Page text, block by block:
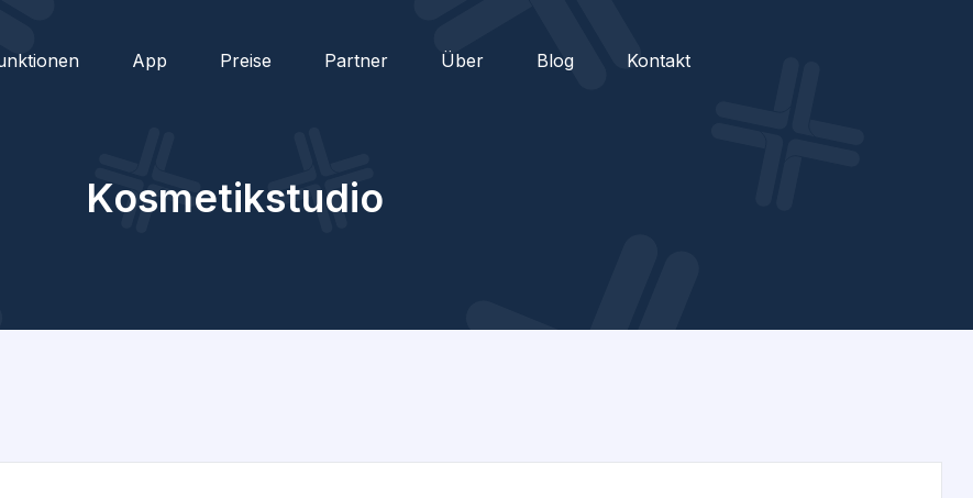
App Preise Partner Über Blog Kontakt
Kosmetikstudio